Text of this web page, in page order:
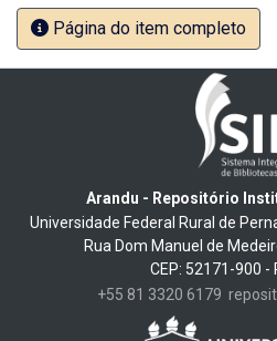
Página do item completo
Arandu - Repositório
Universidade Federal Rural de
Rua Dom Manuel de
CEP: 52171-900 -
+55 81 3320 6179